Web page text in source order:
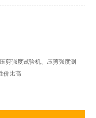
剪强度试验机、压剪强度测
价比高